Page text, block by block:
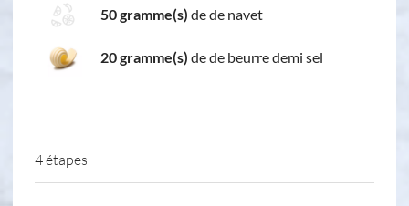
50 gramme(s) de de navet
20 gramme(s) de de beurre demi sel
4 étapes